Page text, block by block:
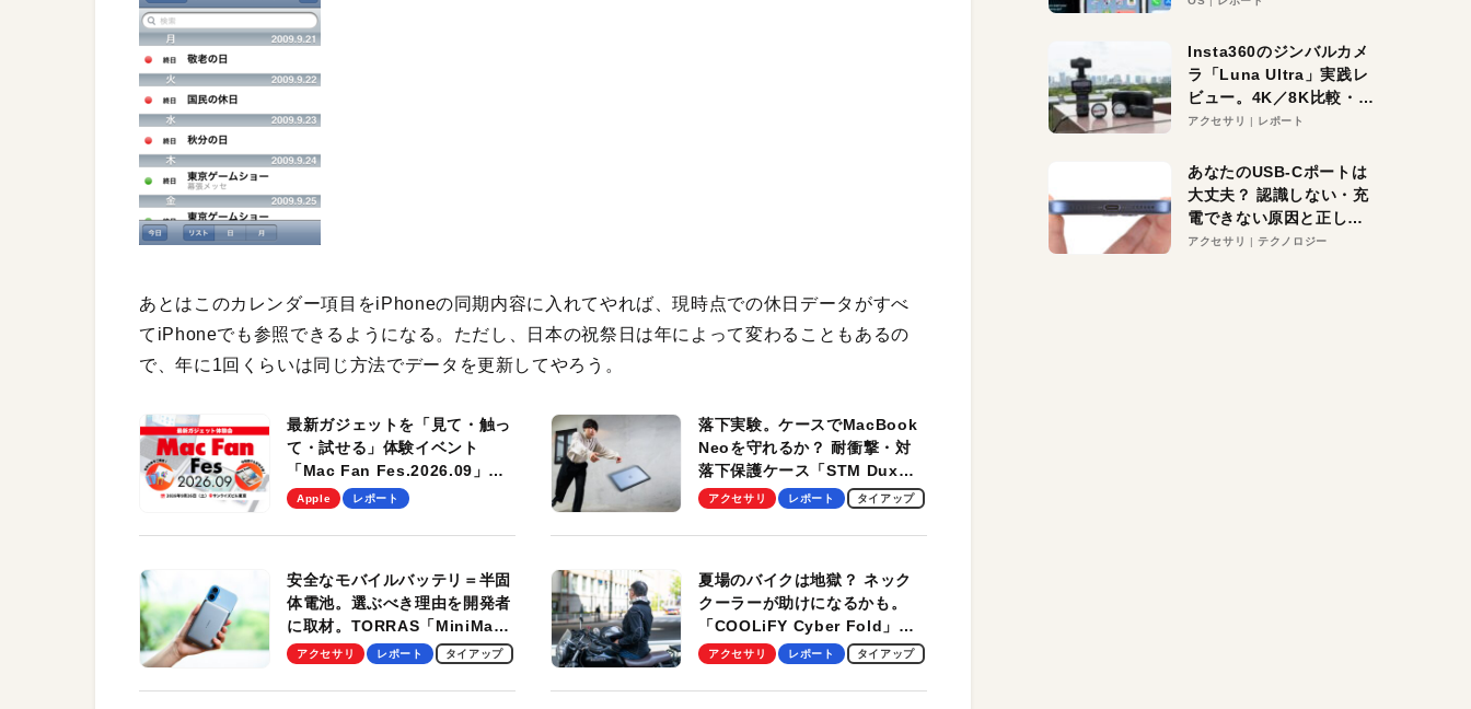
あとはこのカレンダー項目をiPhoneの同期内容に入れてやれば、現時点での休日データがすべ
てiPhoneでも参照できるようになる。ただし、日本の祝祭日は年によって変わることもあるの
で、年に1回くらいは同じ方法でデータを更新してやろう。
最新ガジェットを「見て・触っ
て・試せる」体験イベント
「Mac Fan Fes.2026.09」
を、9月26日（土）に開催しま
Apple レポート
落下実験。ケースでMacBook
Neoを守れるか？ 耐衝撃・対
落下保護ケース「STM Dux
Ultra」を検証。学生、ビジネ
適！
アクセサリ レポート タイアップ
安全なモバイルバッテリ＝半固
体電池。選ぶべき理由を開発者
に取材。TORRAS「MiniMag
Pro」の実機レビューも
アクセサリ レポート タイアップ
夏場のバイクは地獄？ ネック
クーラーが助けになるかも。
「COOLiFY Cyber Fold」レ
ビュー。冷却の速さ、密着する
性がグッド！
アクセサリ レポート タイアップ
る未来はすぐそこ！
Insta360のジンバルカメ
ラ「Luna Ultra」実践レ
ビュー。4K／8K比較・ズ
ーム・夜間撮影をチェッ
アクセサリ レポート
あなたのUSB-Cポートは
大丈夫？ 認識しない・充
電できない原因と正しい
対策
アクセサリ テクノロジー